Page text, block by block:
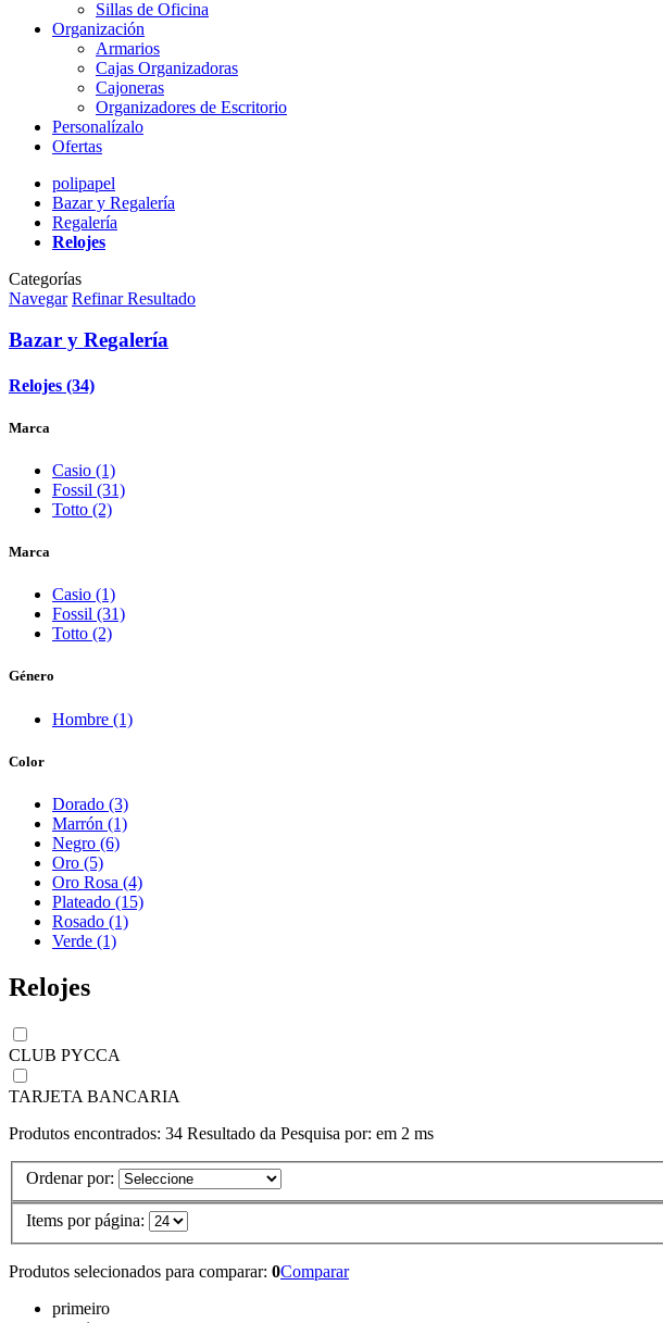
Sillas de Oficina
Organización
Armarios
Cajas Organizadoras
Cajoneras
Organizadores de Escritorio
Personalízalo
Ofertas
polipapel
Bazar y Regalería
Regalería
Relojes
Categorías
Navegar Refinar Resultado
Bazar y Regalería
Relojes (34)
Marca
Casio (1)
Fossil (31)
Totto (2)
Marca
Casio (1)
Fossil (31)
Totto (2)
Género
Hombre (1)
Color
Dorado (3)
Marrón (1)
Negro (6)
Oro (5)
Oro Rosa (4)
Plateado (15)
Rosado (1)
Verde (1)
Relojes
CLUB PYCCA
TARJETA BANCARIA
Produtos encontrados: 34 Resultado da Pesquisa por: em 2 ms
Ordenar por:
Items por página:
Produtos selecionados para comparar: 0Comparar
primeiro